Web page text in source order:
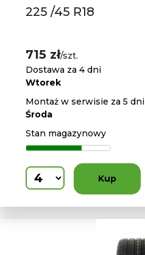
225 /45 R18
715 zł/szt.
Dostawa za 4 dni
Wtorek
Montaż w serwisie za 5 dni
Środa
Stan magazynowy
Kup